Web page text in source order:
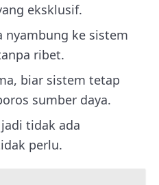
eksklusif.
nyambung ke sistem
ribet.
biar sistem tetap
sumber daya.
tidak ada
perlu.